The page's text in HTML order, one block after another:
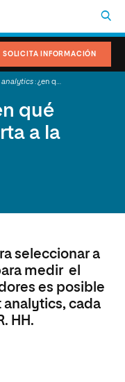
SOLICITA INFORMACIÓN
analytics: ¿en qué consiste y qué aporta a la empresa?
qué
a la
seleccionar a
medir el
es posible
cada
HH.